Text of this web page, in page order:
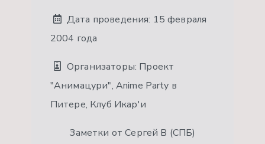
Дата проведения: 15 февраля
2004 года
Организаторы: Проект
"Анимацури", Anime Party в
Питере, Клуб Икар'и
Заметки от Сергей В (СПБ)